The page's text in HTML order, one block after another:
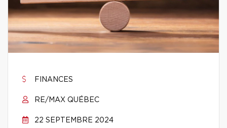
FINANCES
RE/MAX QUÉBEC
22 SEPTEMBRE 2024